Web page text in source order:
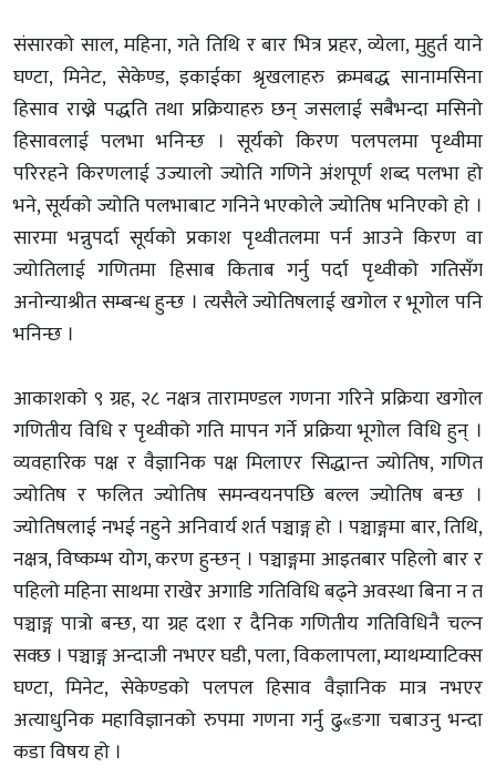
संसारको साल, महिना, गते तिथि र बार भित्र प्रहर, व्येला, मुहुर्त याने
घण्टा, मिनेट, सेकेण्ड, इकाईका श्रृखलाहरु क्रमबद्ध सानामसिना
हिसाव राख्ने पद्धति तथा प्रक्रियाहरु छन् जसलाई सबैभन्दा मसिनो
हिसावलाई पलभा भनिन्छ । सूर्यको किरण पलपलमा पृथ्वीमा
परिरहने किरणलाई उज्यालो ज्योति गणिने अंशपूर्ण शब्द पलभा हो
भने, सूर्यको ज्योति पलभाबाट गनिने भएकोले ज्योतिष भनिएको हो ।
सारमा भन्नुपर्दा सूर्यको प्रकाश पृथ्वीतलमा पर्न आउने किरण वा
ज्योतिलाई गणितमा हिसाब किताब गर्नु पर्दा पृथ्वीको गतिसँग
अनोन्याश्रीत सम्बन्ध हुन्छ । त्यसैले ज्योतिषलाई खगोल र भूगोल पनि
भनिन्छ ।
आकाशको ९ ग्रह, २८ नक्षत्र तारामण्डल गणना गरिने प्रक्रिया खगोल
गणितीय विधि र पृथ्वीको गति मापन गर्ने प्रक्रिया भूगोल विधि हुन् ।
व्यवहारिक पक्ष र वैज्ञानिक पक्ष मिलाएर सिद्धान्त ज्योतिष, गणित
ज्योतिष र फलित ज्योतिष समन्वयनपछि बल्ल ज्योतिष बन्छ ।
ज्योतिषलाई नभई नहुने अनिवार्य शर्त पञ्चाङ्ग हो । पञ्चाङ्गमा बार, तिथि,
नक्षत्र, विष्कम्भ योग, करण हुन्छन् । पञ्चाङ्गमा आइतबार पहिलो बार र
पहिलो महिना साथमा राखेर अगाडि गतिविधि बढ्ने अवस्था बिना न त
पञ्चाङ्ग पात्रो बन्छ, या ग्रह दशा र दैनिक गणितीय गतिविधिनै चल्न
सक्छ । पञ्चाङ्ग अन्दाजी नभएर घडी, पला, विकलापला, म्याथम्याटिक्स
घण्टा, मिनेट, सेकेण्डको पलपल हिसाव वैज्ञानिक मात्र नभएर
अत्याधुनिक महाविज्ञानको रुपमा गणना गर्नु ढु«ङगा चबाउनु भन्दा
कडा विषय हो ।